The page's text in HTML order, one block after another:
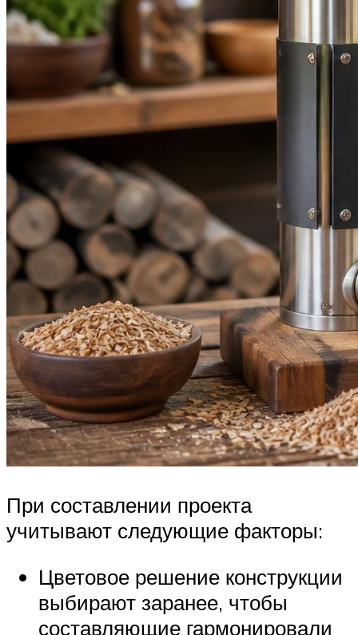
При составлении проекта
учитывают следующие факторы:
Цветовое решение конструкции
выбирают заранее, чтобы
составляющие гармонировали